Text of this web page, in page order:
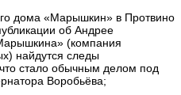
дома «Марышкин» в Протвино
об Андрее
(компания
найдутся следы
стало обычным делом под
Воробьёва;